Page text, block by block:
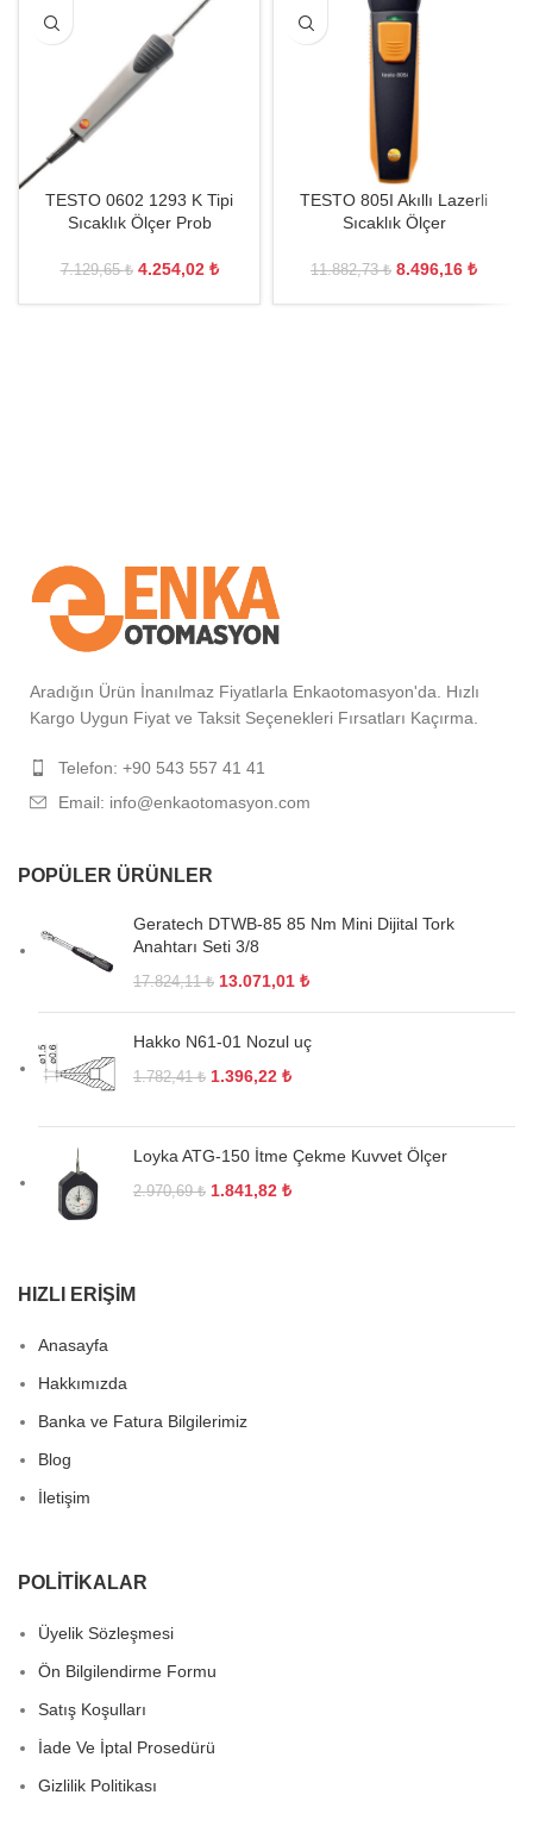
TESTO 0602 1293 K Tipi
Sıcaklık Ölçer Prob
7.129,65₺ 4.254,02 ₺
TESTO 805I Akıllı Lazerli
Sıcaklık Ölçer
11.882,73₺ 8.496,16 ₺
Aradığın Ürün İnanılmaz Fiyatlarla Enkaotomasyon'da. Hızlı
Kargo Uygun Fiyat ve Taksit Seçenekleri Fırsatları Kaçırma.
Telefon: +90 543 557 41 41
Email: info@enkaotomasyon.com
POPÜLER ÜRÜNLER
Geratech DTWB-85 85 Nm Mini Dijital Tork
Anahtarı Seti 3/8
17.824,11₺ 13.071,01 ₺
Hakko N61-01 Nozul uç
1.782,41₺ 1.396,22 ₺
Loyka ATG-150 İtme Çekme Kuvvet Ölçer
2.970,69₺ 1.841,82 ₺
HIZLI ERIŞIM
Anasayfa
Hakkımızda
Banka ve Fatura Bilgilerimiz
Blog
İletişim
POLITIKALAR
Üyelik Sözleşmesi
Ön Bilgilendirme Formu
Satış Koşulları
İade Ve İptal Prosedürü
Gizlilik Politikası